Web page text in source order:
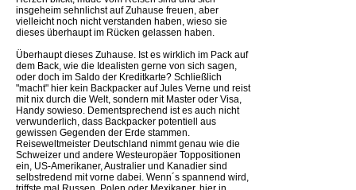
insgeheim sehnlichst auf Zuhause freuen, aber
vielleicht noch nicht verstanden haben, wieso sie
dieses überhaupt im Rücken gelassen haben.
Überhaupt dieses Zuhause. Ist es wirklich im Pack auf
dem Back, wie die Idealisten gerne von sich sagen,
oder doch im Saldo der Kreditkarte? Schließlich
"macht" hier kein Backpacker auf Jules Verne und reist
mit nix durch die Welt, sondern mit Master oder Visa,
Handy sowieso. Dementsprechend ist es auch nicht
verwunderlich, dass Backpacker potentiell aus
gewissen Gegenden der Erde stammen.
Reiseweltmeister Deutschland nimmt genau wie die
Schweizer und andere Westeuropäer Toppositionen
ein, US-Amerikaner, Australier und Kanadier sind
selbstredend mit vorne dabei. Wenn´s spannend wird,